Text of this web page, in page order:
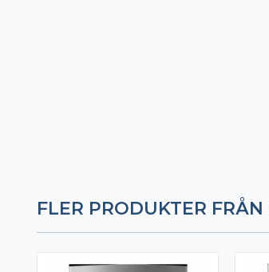
FLER PRODUKTER FRÅN